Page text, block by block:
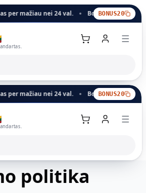
24 val. Bonusas už senąjį įrenginį: šis
BONUS20
24 val. Bonusas už senąjį įrenginį: šis
BONUS20
Krepšelis
politika